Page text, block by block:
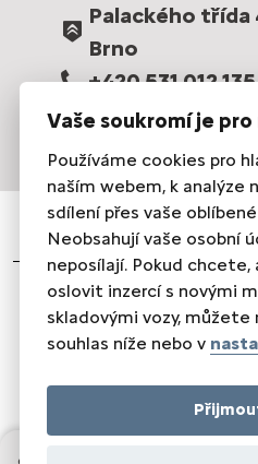
Palackého třída
Brno
+420 531 012 135
Právní informace |Ochrana
cookies|
management
Vaše soukromí je
Používáme cookies pro
naším webem, k analýze
sdílení přes vaše
Neobsahují vaše osobní
neposílají. Pokud chcete,
oslovit inzercí s novými
skladovými vozy,
souhlas níže nebo v